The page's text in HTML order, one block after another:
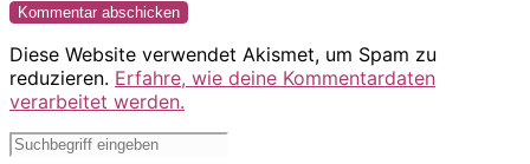
Diese Website verwendet Akismet, um Spam zu
reduzieren. Erfahre, wie deine Kommentardaten
verarbeitet werden.